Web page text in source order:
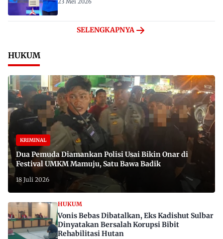
23 Mei 2026
SELENGKAPNYA
HUKUM
KRIMINAL
Dua Pemuda Diamankan Polisi Usai Bikin Onar di
Festival UMKM Mamuju, Satu Bawa Badik
18 Juli 2026
HUKUM
Vonis Bebas Dibatalkan, Eks Kadishut Sulbar
Dinyatakan Bersalah Korupsi Bibit
Rehabilitasi Hutan